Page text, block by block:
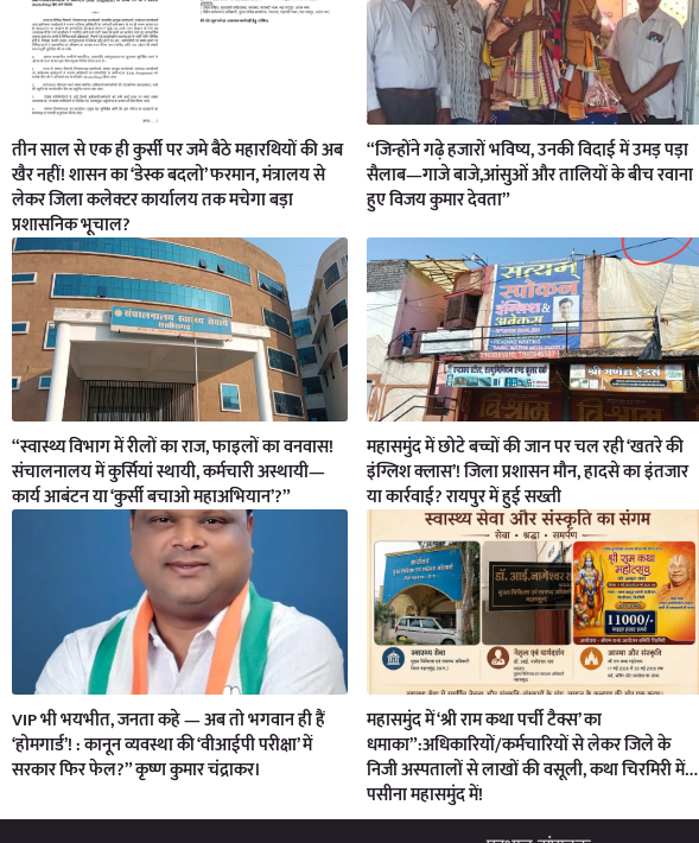
तीन साल से एक ही कुर्सी पर जमे बैठे महारथियों की अब
खैर नहीं! शासन का ‘डेस्क बदलो’ फरमान, मंत्रालय से
लेकर जिला कलेक्टर कार्यालय तक मचेगा बड़ा
प्रशासनिक भूचाल?
“जिन्होंने गढ़े हजारों भविष्य, उनकी विदाई में उमड़ पड़ा
सैलाब—गाजे बाजे,आंसुओं और तालियों के बीच रवाना
हुए विजय कुमार देवता”
“स्वास्थ्य विभाग में रीलों का राज, फाइलों का वनवास!
संचालनालय में कुर्सियां स्थायी, कर्मचारी अस्थायी—
कार्य आबंटन या ‘कुर्सी बचाओ महाअभियान’?”
महासमुंद में छोटे बच्चों की जान पर चल रही ‘खतरे की
इंग्लिश क्लास’! जिला प्रशासन मौन, हादसे का इंतजार
या कार्रवाई? रायपुर में हुई सख्ती
VIP भी भयभीत, जनता कहे — अब तो भगवान ही हैं
‘होमगार्ड’! : कानून व्यवस्था की ‘वीआईपी परीक्षा’ में
सरकार फिर फेल?” कृष्ण कुमार चंद्राकर।
महासमुंद में ‘श्री राम कथा पर्ची टैक्स’ का
धमाका”:अधिकारियों/कर्मचारियों से लेकर जिले के
निजी अस्पतालों से लाखों की वसूली, कथा चिरमिरी में…
पसीना महासमुंद में!